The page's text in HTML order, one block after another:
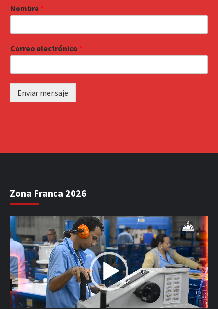
Nombre *
Correo electrónico *
Enviar mensaje
Zona Franca 2026
Reproductor
de
vídeo